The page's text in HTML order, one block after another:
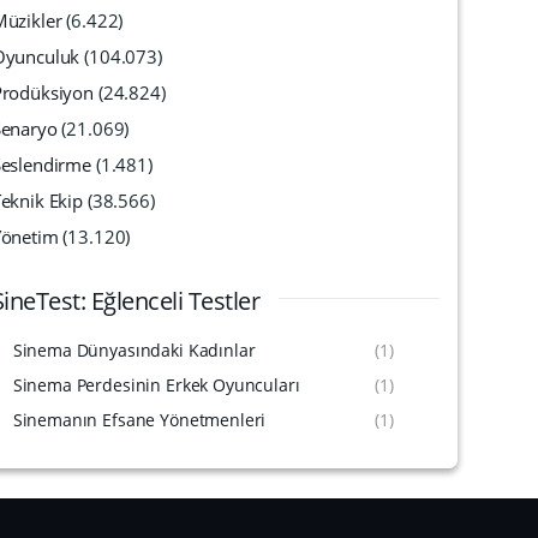
(6.422)
(104.073)
(24.824)
(21.069)
(1.481)
Ekip (38.566)
(13.120)
Eğlenceli Testler
Sinema Dünyasındaki Kadınlar
(1)
Sinema Perdesinin Erkek Oyuncuları
(1)
Sinemanın Efsane Yönetmenleri
(1)